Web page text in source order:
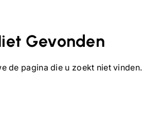
Gevonden
de pagina die u zoekt niet vinden.